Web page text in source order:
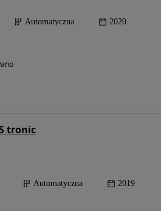
Automatyczna 2020
tronic
Automatyczna 2019